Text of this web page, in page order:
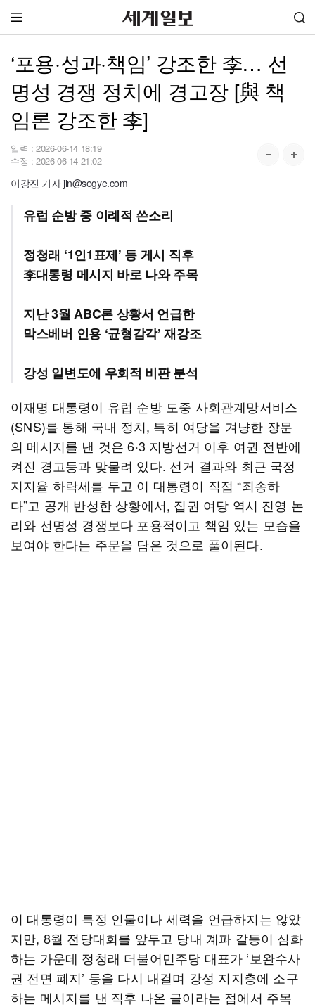
‘포용·성과·책임’ 강조한 李… 선
명성 경쟁 정치에 경고장 [與 책
임론 강조한 李]
입력 : 2026-06-14 18:19
수정 : 2026-06-14 21:02
이강진 기자 jin@segye.com
유럽 순방 중 이례적 쓴소리
정청래 ‘1인1표제’ 등 게시 직후
李대통령 메시지 바로 나와 주목
지난 3월 ABC론 상황서 언급한
막스베버 인용 ‘균형감각’ 재강조
강성 일변도에 우회적 비판 분석
이재명 대통령이 유럽 순방 도중 사회관계망서비스
(SNS)를 통해 국내 정치, 특히 여당을 겨냥한 장문
의 메시지를 낸 것은 6·3 지방선거 이후 여권 전반에
켜진 경고등과 맞물려 있다. 선거 결과와 최근 국정
지지율 하락세를 두고 이 대통령이 직접 “죄송하
다”고 공개 반성한 상황에서, 집권 여당 역시 진영 논
리와 선명성 경쟁보다 포용적이고 책임 있는 모습을
보여야 한다는 주문을 담은 것으로 풀이된다.
이 대통령이 특정 인물이나 세력을 언급하지는 않았
지만, 8월 전당대회를 앞두고 당내 계파 갈등이 심화
하는 가운데 정청래 더불어민주당 대표가 ‘보완수사
권 전면 폐지’ 등을 다시 내걸며 강성 지지층에 소구
하는 메시지를 낸 직후 나온 글이라는 점에서 주목